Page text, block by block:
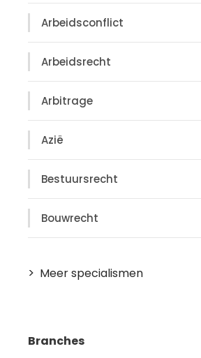
Arbeidsconflict
Arbeidsrecht
Arbitrage
Azië
Bestuursrecht
Bouwrecht
Meer specialismen
Branches